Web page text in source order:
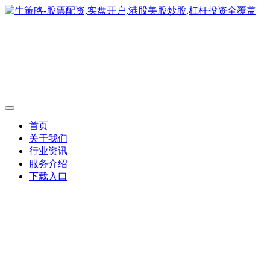
首页
关于我们
行业资讯
服务介绍
下载入口